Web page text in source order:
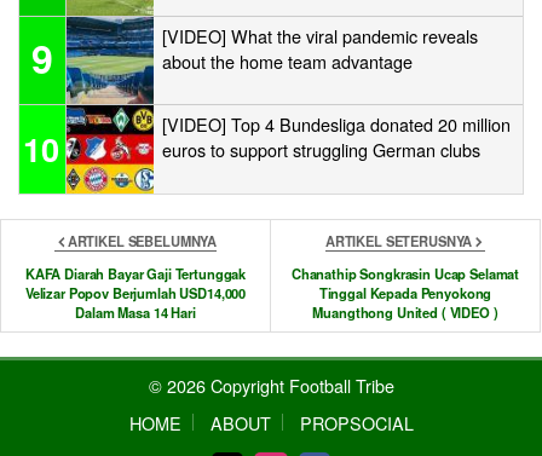
9
[VIDEO] What the viral pandemic reveals
about the home team advantage
10
[VIDEO] Top 4 Bundesliga donated 20 million
euros to support struggling German clubs
ARTIKEL SEBELUMNYA
KAFA Diarah Bayar Gaji Tertunggak
Velizar Popov Berjumlah USD14,000
Dalam Masa 14 Hari
ARTIKEL SETERUSNYA
Chanathip Songkrasin Ucap Selamat
Tinggal Kepada Penyokong
Muangthong United ( VIDEO )
© 2026 Copyright Football Tribe
HOME
ABOUT PROPSOCIAL